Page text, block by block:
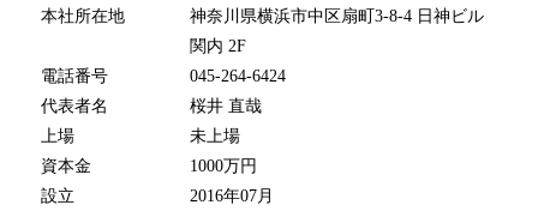
本社所在地
神奈川県横浜市中区扇町3-8-4 日神ビル
関内 2F
電話番号
045-264-6424
代表者名
桜井 直哉
上場
未上場
資本金
1000万円
設立
2016年07月